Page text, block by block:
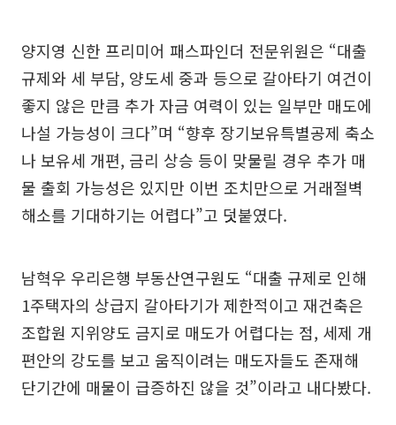
양지영 신한 프리미어 패스파인더 전문위원은 “대출
규제와 세 부담, 양도세 중과 등으로 갈아타기 여건이
좋지 않은 만큼 추가 자금 여력이 있는 일부만 매도에
나설 가능성이 크다”며 “향후 장기보유특별공제 축소
나 보유세 개편, 금리 상승 등이 맞물릴 경우 추가 매
물 출회 가능성은 있지만 이번 조치만으로 거래절벽
해소를 기대하기는 어렵다”고 덧붙였다.
남혁우 우리은행 부동산연구원도 “대출 규제로 인해
1주택자의 상급지 갈아타기가 제한적이고 재건축은
조합원 지위양도 금지로 매도가 어렵다는 점, 세제 개
편안의 강도를 보고 움직이려는 매도자들도 존재해
단기간에 매물이 급증하진 않을 것”이라고 내다봤다.